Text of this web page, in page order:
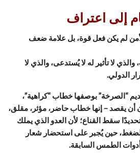
إلى اعتراف
لم يكن فعل قوة، بل علامة ضعف
لا تأثير له لا يُستدعى، والذي لا
الدولي.
“الصرخة” بوصفها خطاب “كراهية”،
أن يقصد – إنها خطاب حاضر، مؤثر، مقلق،
سقط القناع؛ لأن العدو الذي يملك
حين يُجبر على استحضار شعار
الطمس السابقة.